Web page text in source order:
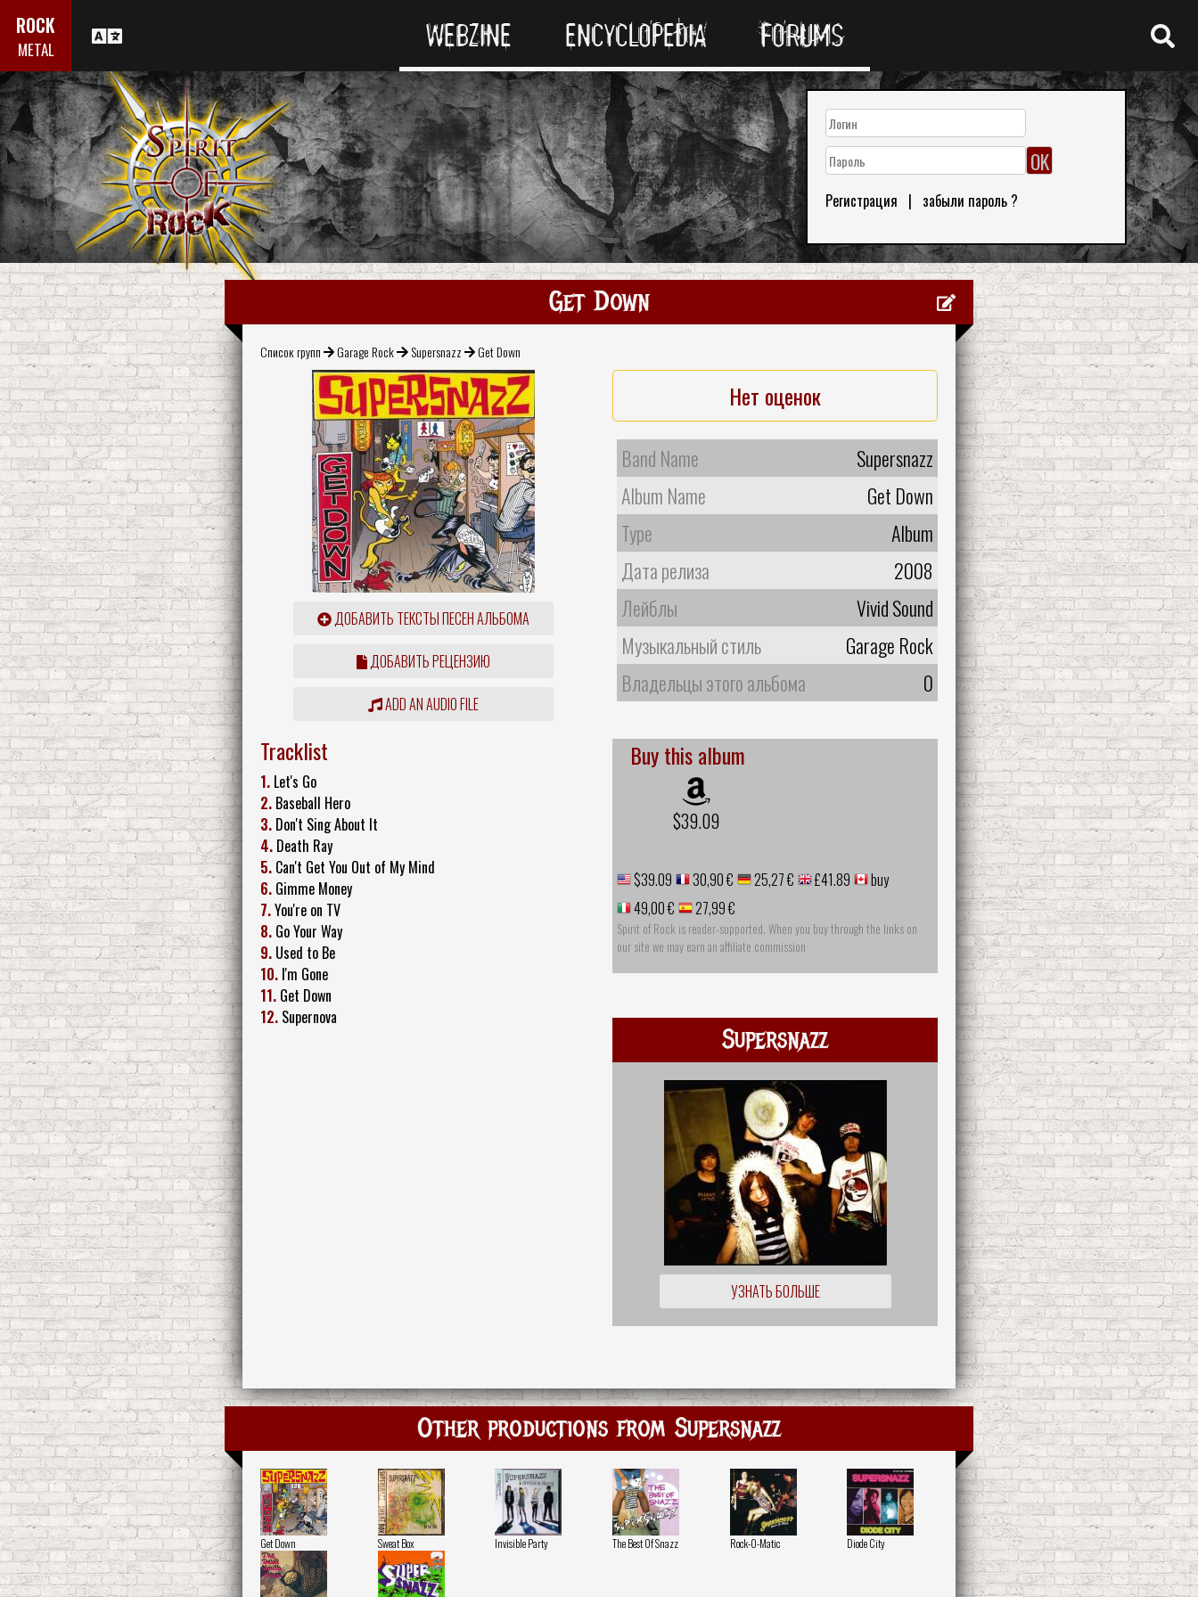
ROCK
METAL WEBZINE ENCYCLOPEDIA FORUMS
Регистрация | забыли пароль ?
Get Down
Список групп Garage Rock Supersnazz Get Down
ДОБАВИТЬ ТЕКСТЫ ПЕСЕН АЛЬБОМА
ДОБАВИТЬ РЕЦЕНЗИЮ
ADD AN AUDIO FILE
Нет оценок
Band Name
Supersnazz
Album Name
Get Down
Type
Album
Дата релиза
2008
Лейблы
Vivid Sound
Музыкальный стиль
Garage Rock
Владельцы этого альбома
0
Tracklist
1. Let's Go
2. Baseball Hero
3. Don't Sing About It
4. Death Ray
5. Can't Get You Out of My Mind
6. Gimme Money
7.You're on TV
8. Go Your Way
9. Used to Be
10. I'm Gone
11. Get Down
12. Supernova
Buy this album
$39.09
$39.09 30,90 € 25,27 € £41.89
buy
49,00 €
27,99 €
Spirit of Rock is reader-supported. When you buy through the links on
our site we may earn an affiliate commission
Supersnazz
УЗНАТЬ БОЛЬШЕ
Other productions from Supersnazz
Get Down Sweat Box Invisible Party The Best Of Snazz Rock-O-Matic Diode City